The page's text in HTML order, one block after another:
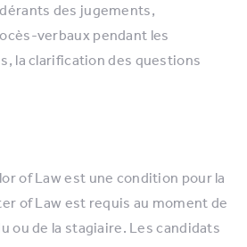
des jugements,
verbaux pendant les
la clarification des questions
of Law est une condition pour la
of Law est requis au moment de
ou de la stagiaire. Les candidats